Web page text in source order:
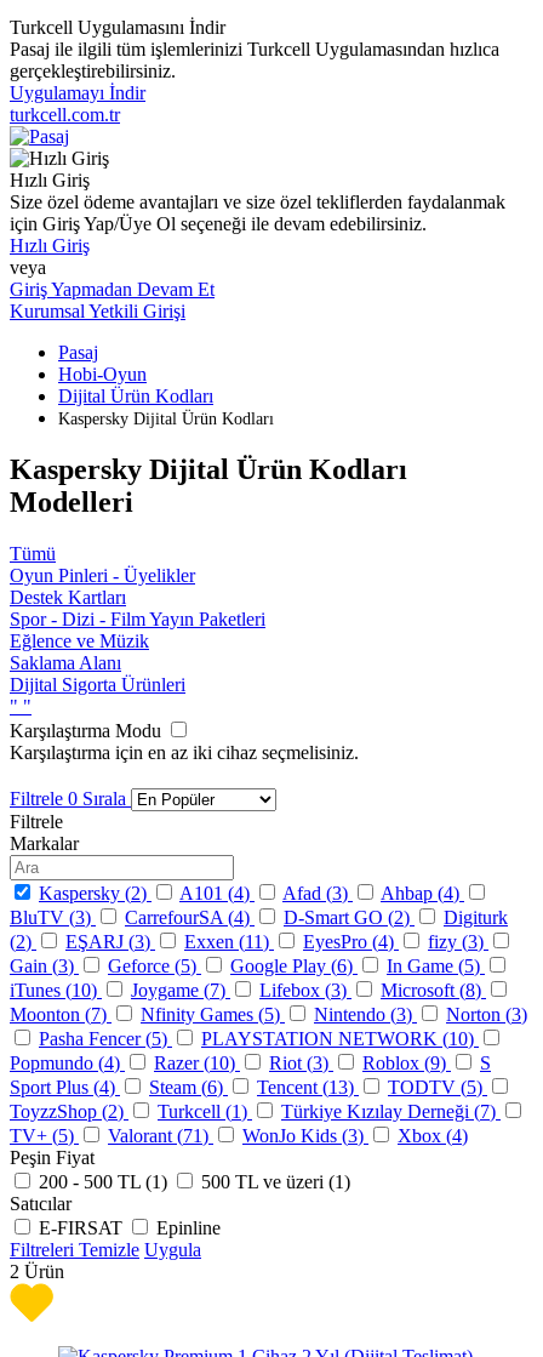
Turkcell Uygulamasını İndir
Pasaj ile ilgili tüm işlemlerinizi Turkcell Uygulamasından hızlıca
gerçekleştirebilirsiniz.
Uygulamayı İndir
turkcell.com.tr
Hızlı Giriş
Size özel ödeme avantajları ve size özel tekliflerden faydalanmak
için Giriş Yap/Üye Ol seçeneği ile devam edebilirsiniz.
Hızlı Giriş
veya
Giriş Yapmadan Devam Et
Kurumsal Yetkili Girişi
Pasaj
Hobi-Oyun
Dijital Ürün Kodları
Kaspersky Dijital Ürün Kodları
Kaspersky Dijital Ürün Kodları
Modelleri
Tümü
Oyun Pinleri - Üyelikler
Destek Kartları
Spor - Dizi - Film Yayın Paketleri
Eğlence ve Müzik
Saklama Alanı
Dijital Sigorta Ürünleri
" "
Karşılaştırma Modu
Karşılaştırma için en az iki cihaz seçmelisiniz.
Filtrele 0 Sırala
Filtrele
Markalar
Kaspersky (2) A101 (4) Afad (3) Ahbap (4)
BluTV (3) CarrefourSA (4) D-Smart GO (2)
Digiturk
(2) EŞARJ (3) Exxen (11) EyesPro (4) fizy (3)
Gain (3) Geforce (5) Google Play (6) In Game (5)
iTunes (10) Joygame (7) Lifebox (3) Microsoft (8)
Moonton (7) Nfinity Games (5) Nintendo (3) Norton (3)
Pasha Fencer (5) PLAYSTATION NETWORK (10)
Popmundo (4) Razer (10) Riot (3) Roblox (9)
S
Sport Plus (4) Steam (6) Tencent (13) TODTV (5)
ToyzzShop (2) Turkcell (1) Türkiye Kızılay Derneği (7)
TV+ (5) Valorant (71) WonJo Kids (3) Xbox (4)
Peşin Fiyat
200 - 500 TL (1) 500 TL ve üzeri (1)
Satıcılar
E-FIRSAT
Epinline
Filtreleri Temizle Uygula
2 Ürün